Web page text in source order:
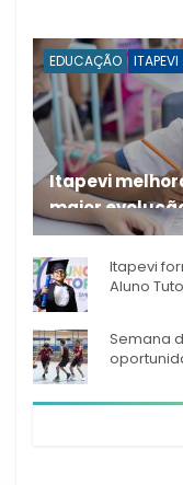
EDUCAÇÃO ITAPEVI
Itapevi
maior
A rede municipal
Itapevi
Aluno
Semana